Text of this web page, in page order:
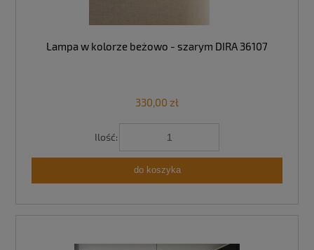
Lampa w kolorze beżowo - szarym DIRA 36107
330,00 zł
Ilość:
do koszyka